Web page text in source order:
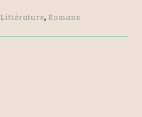
Littérature, Romans